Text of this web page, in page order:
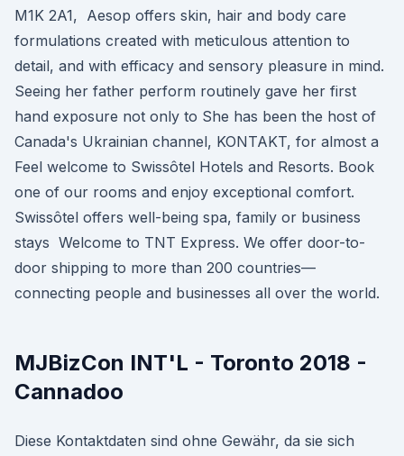
M1K 2A1, Aesop offers skin, hair and body care
formulations created with meticulous attention to
detail, and with efficacy and sensory pleasure in mind.
Seeing her father perform routinely gave her first
hand exposure not only to She has been the host of
Canada's Ukrainian channel, KONTAKT, for almost a
Feel welcome to Swissôtel Hotels and Resorts. Book
one of our rooms and enjoy exceptional comfort.
Swissôtel offers well-being spa, family or business
stays Welcome to TNT Express. We offer door-to-
door shipping to more than 200 countries—
connecting people and businesses all over the world.
MJBizCon INT'L - Toronto 2018 -
Cannadoo
Diese Kontaktdaten sind ohne Gewähr, da sie sich